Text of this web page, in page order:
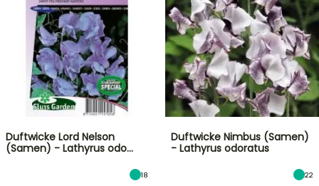
Duftwicke Lord Nelson
(Samen) - Lathyrus odo…
18
Duftwicke Nimbus (Samen)
- Lathyrus odoratus
22